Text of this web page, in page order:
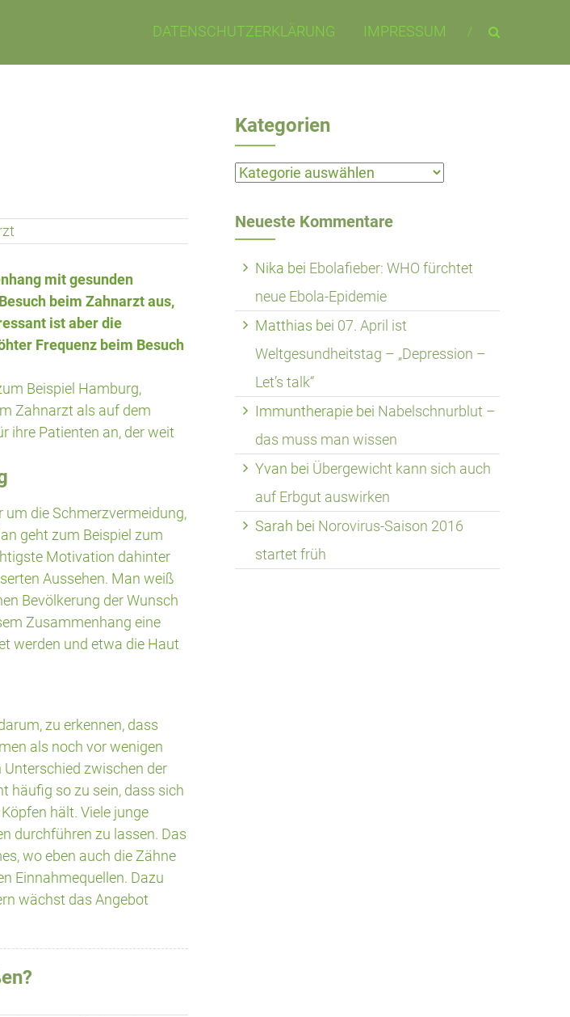
DATENSCHUTZERKLÄRUNG IMPRESSUM
mit gesunden
beim Zahnarzt aus,
ist aber die
Frequenz beim Besuch
Beispiel Hamburg,
Zahnarzt als auf dem
ihre Patienten an, der weit
die Schmerzvermeidung,
geht zum Beispiel zum
Motivation dahinter
Aussehen. Man weiß
Bevölkerung der Wunsch
Zusammenhang eine
werden und etwa die Haut
zu erkennen, dass
als noch vor wenigen
Unterschied zwischen der
häufig so zu sein, dass sich
hält. Viele junge
durchführen zu lassen. Das
wo eben auch die Zähne
Einnahmequellen. Dazu
wächst das Angebot
Kategorien
Kategorien
Neueste Kommentare
Nika bei Ebolafieber: WHO fürchtet
neue Ebola-Epidemie
Matthias bei 07. April ist
Weltgesundheitstag – „Depression –
Let’s talk“
Immuntherapie bei Nabelschnurblut –
das muss man wissen
Yvan bei Übergewicht kann sich auch
auf Erbgut auswirken
Sarah bei Norovirus-Saison 2016
startet früh